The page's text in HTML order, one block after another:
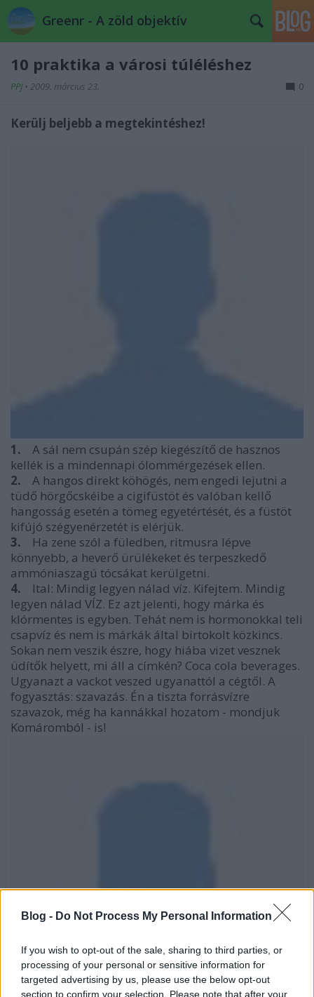
Blog - Do Not Process My Personal Information
If you wish to opt-out of the sale, sharing to third parties, or
processing of your personal or sensitive information for
targeted advertising by us, please use the below opt-out
section to confirm your selection. Please note that after your
Greenr - A zöld objektív
10 praktika a városi túléléshez
PPJ • 2009. március 23. 0
Kerülj beljebb a megtekintéshez!
1. A sál nem csupán szép kiegészítő de hasznos
kellék is a mindennapi ólommérgezések ellen.
2. A hangos direkt köhögés, nem engedi lejutni a
tüdő hörgőcskéibe a cigifüstöt és valóban kellő
hangosság esetén a tömeg egyetértését, és a füstöt
kifújó szégyenérzetét is elérjük.
3. Ha zene szól a füledben, ritmusra lépve
könnyebb, a heverő ürülékeket és terpeszkedő
ammóniaszagú tócsákat kerülgetni.
4. Ital: Mindig legyen nálad víz. Kifejtem. Mindig
legyen nálad VÍZ. Ez azt jelenti, hogy márka és
klórmentes is egyben. Tehát nem is hormonokkal teli
csapvíz és nem is márkák által birtokolt közkincs.
Sokan nem veszik észre, hogy hiába vizet vesznek
üdítők helyett, mi áll a címkén? Coca cola beverages.
Ugyanazt a vackot veszed ugyanattól a cégtől. A
fogyasztás: szavazás. Én a tiszta forrásvízre
szavazok, még ha kannákkal hozatom - mondjuk
Komáromból - is!